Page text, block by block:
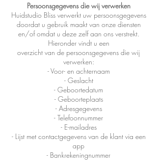
Persoonsgegevens die wij verwerken
Huidstudio Bliss verwerkt uw persoonsgegevens
doordat u gebruik maakt van onze diensten
en/of omdat u deze zelf aan ons verstrekt.
Hieronder vindt u een
overzicht van de persoonsgegevens die wij
verwerken:
- Voor- en achternaam
- Geslacht
- Geboortedatum
- Geboorteplaats
- Adresgegevens
- Telefoonnummer
- E-mailadres
- Lijst met contactgegevens van de klant via een
app
- Bankrekeningnummer